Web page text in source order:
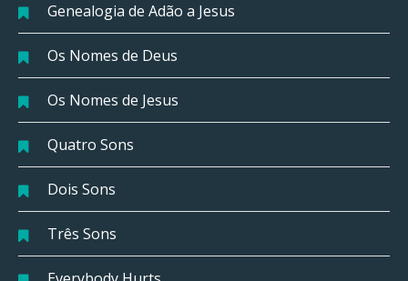
Genealogia de Adão a Jesus
Os Nomes de Deus
Os Nomes de Jesus
Quatro Sons
Dois Sons
Três Sons